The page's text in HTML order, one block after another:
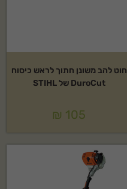
חוט להב משונן חתוך לראש כיסוח
DuroCut של STIHL
₪ 105